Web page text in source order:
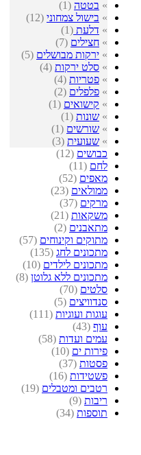
» בטטה (1)
» בישול צמחוני (12)
» דלעת (1)
» חצילים (7)
» ירקות מבושלים (5)
» סלט ירקות (4)
» פטריות (4)
» פלפלים (2)
» קישואים (1)
» שונות (1)
» שורשים (1)
» שעועית (3)
כבושים (12)
לחם (11)
מאפים (52)
ממולאים (23)
מרקים (37)
משקאות (21)
מתאבנים (2)
מתוקים וקינוחים (57)
מתכונים לחג (135)
מתכונים לילדים (10)
מתכונים ללא גלוטן (8)
סלטים (70)
סנדוויצים (5)
עוגות ועוגיות (111)
עוף (43)
עמים ועדות (58)
פירות ים (10)
פסטות (37)
פשטידות (16)
רטבים ומטבלים (19)
ריבות (9)
תוספות (34)